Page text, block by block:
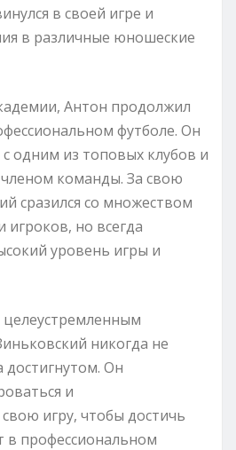
в своей игре и
в различные юношеские
Антон продолжил
футболе. Он
одним из топовых клубов и
команды. За свою
сразился со множеством
игроков, но всегда
уровень игры и
никогда не
достигнутом. Он
и
игру, чтобы достичь
профессиональном